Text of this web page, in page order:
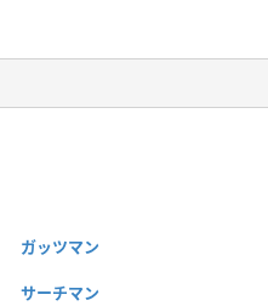
ガッツマン
サーチマン